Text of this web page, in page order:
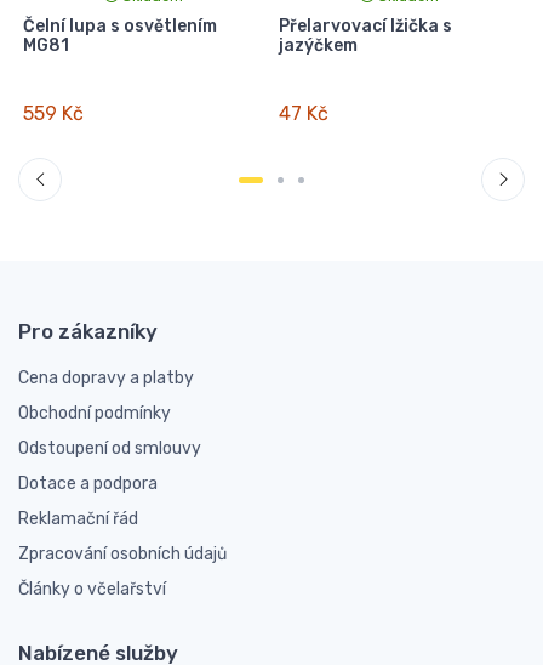
Čelní lupa s osvětlením
MG81
559 Kč
Přelarvovací lžička s
jazýčkem
47 Kč
Pro zákazníky
Cena dopravy a platby
Obchodní podmínky
Odstoupení od smlouvy
Dotace a podpora
Reklamační řád
Zpracování osobních údajů
Články o včelařství
Nabízené služby